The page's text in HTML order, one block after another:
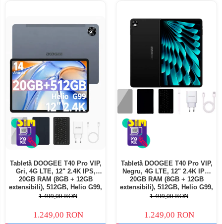
Tabletă DOOGEE T40 Pro VIP,
Gri, 4G LTE, 12" 2.4K IPS,
20GB RAM (8GB + 12GB
extensibili), 512GB, Helio G99,
10800mAh, 33W, Android 14,
1.499,00 RON
1.249,00 RON
Tabletă DOOGEE T40 Pro VIP,
Negru, 4G LTE, 12" 2.4K IPS,
20GB RAM (8GB + 12GB
extensibili), 512GB, Helio G99,
10800mAh, 33W, Android 14,
1.499,00 RON
1.249,00 RON